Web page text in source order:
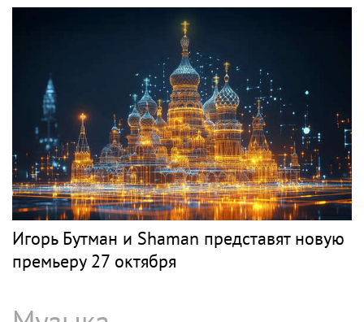
Певец Александр Розенбаум назвал
Любовь Орлову настоящей звездой
СЛЕПАКОВ Классика